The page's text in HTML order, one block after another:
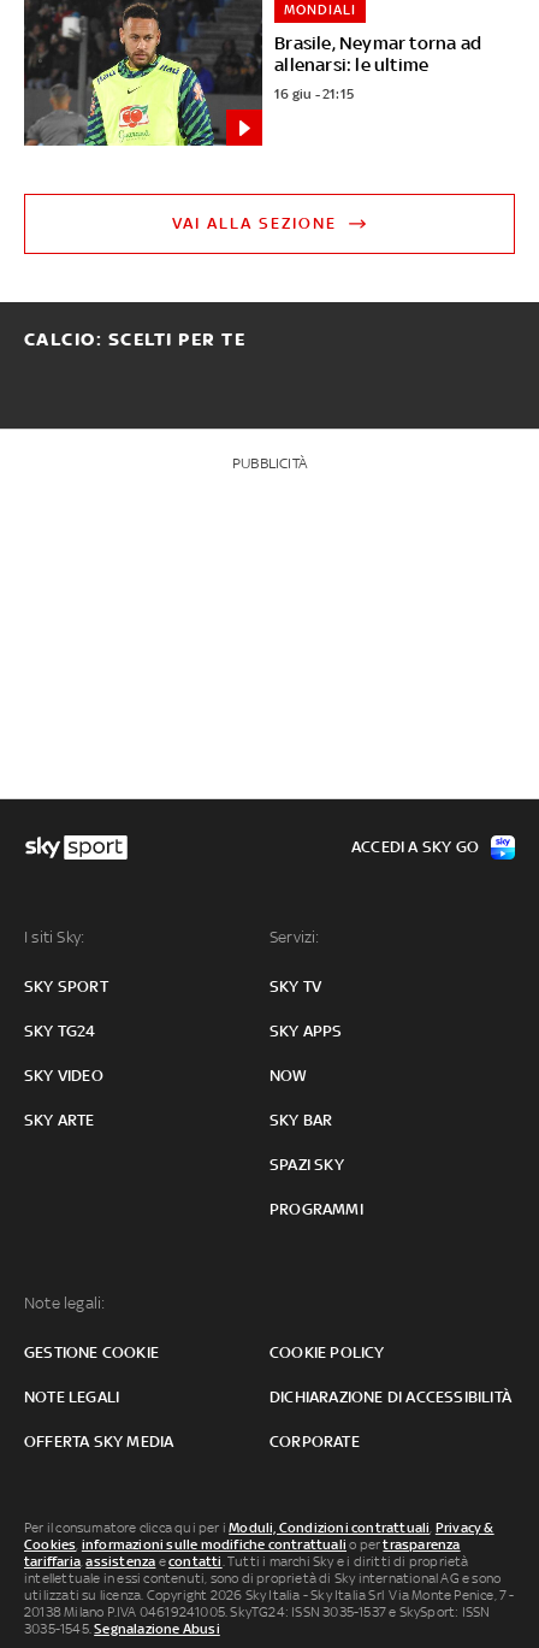
Brasile, Neymar torna ad
allenarsi: le ultime
MONDIALI
16 giu - 21:15
VAI ALLA SEZIONE
CALCIO: SCELTI PER TE
PUBBLICITÀ
I siti Sky:
SKY SPORT
SKY TG24
SKY VIDEO
SKY ARTE
Servizi:
SKY TV
SKY APPS
NOW
SKY BAR
SPAZI SKY
PROGRAMMI
Note legali:
GESTIONE COOKIE COOKIE POLICY
NOTE LEGALI DICHIARAZIONE DI ACCESSIBILITÀ
OFFERTA SKY MEDIA CORPORATE
ACCEDI A SKY GO
Per il consumatore clicca qui per iModuli, Condizioni contrattuali, Privacy &
Cookies, informazioni sulle modifiche contrattuali o pertrasparenza
tariffaria,assistenza econtatti. Tutti i marchi Sky e i diritti di proprietà
intellettuale in essi contenuti, sono di proprietà di Sky international AG e sono
utilizzati su licenza. Copyright 2026 Sky Italia - Sky Italia Srl Via Monte Penice, 7 -
20138 Milano P.IVA 04619241005. SkyTG24: ISSN 3035-1537 e SkySport: ISSN
3035-1545.Segnalazione Abusi